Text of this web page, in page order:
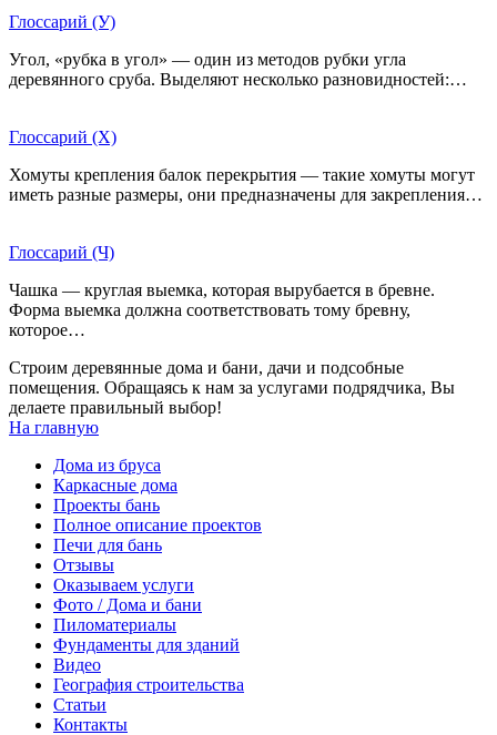
Глоссарий (У)
Угол, «рубка в угол» — один из методов рубки угла
деревянного сруба. Выделяют несколько разновидностей:…
Глоссарий (Х)
Хомуты крепления балок перекрытия — такие хомуты могут
иметь разные размеры, они предназначены для закрепления…
Глоссарий (Ч)
Чашка — круглая выемка, которая вырубается в бревне.
Форма выемка должна соответствовать тому бревну,
которое…
Строим деревянные дома и бани, дачи и подсобные
помещения. Обращаясь к нам за услугами подрядчика, Вы
делаете правильный выбор!
На главную
Дома из бруса
Каркасные дома
Проекты бань
Полное описание проектов
Печи для бань
Отзывы
Оказываем услуги
Фото / Дома и бани
Пиломатериалы
Фундаменты для зданий
Видео
География строительства
Статьи
Контакты